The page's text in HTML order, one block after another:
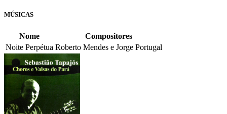
MÚSICAS
Nome
Compositores
Noite Perpétua Roberto Mendes e Jorge Portugal